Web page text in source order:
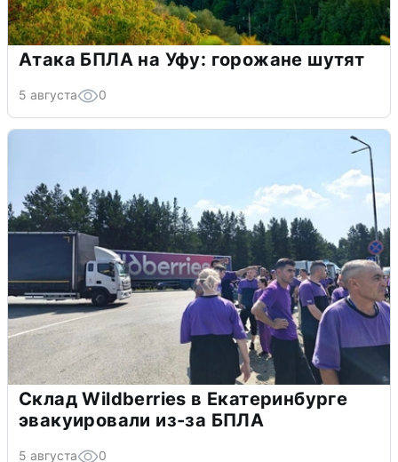
Атака БПЛА на Уфу: горожане шутят
5 августа 0
Склад Wildberries в Екатеринбурге
эвакуировали из-за БПЛА
5 августа 0